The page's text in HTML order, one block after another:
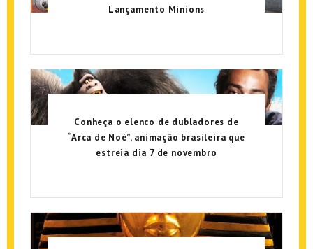
Lançamento Minions
Conheça o elenco de dubladores de
“Arca de Noé”, animação brasileira que
estreia dia 7 de novembro